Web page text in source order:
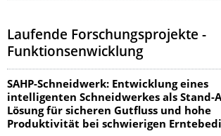
Laufende Forschungsprojekte -
Funktionsenwicklung
SAHP-Schneidwerk: Entwicklung eines
intelligenten Schneidwerkes als Stand-
Lösung für sicheren Gutfluss und hohe
Produktivität bei schwierigen